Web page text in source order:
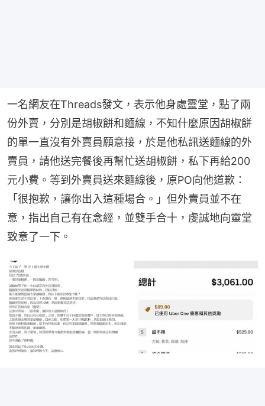
一名網友在Threads發文，表示他身處靈堂，點了兩
份外賣，分別是胡椒餅和麵線，不知什麼原因胡椒餅
的單一直沒有外賣員願意接，於是他私訊送麵線的外
賣員，請他送完餐後再幫忙送胡椒餅，私下再給200
元小費。等到外賣員送來麵線後，原PO向他道歉：
「很抱歉，讓你出入這種場合。」但外賣員並不在
意，指出自己有在念經，並雙手合十，虔誠地向靈堂
致意了一下。